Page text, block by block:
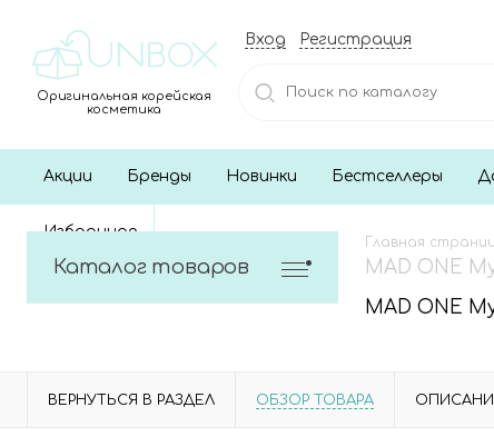
Оригинальная корейская
косметика
Вход Регистрация
Акции Бренды Новинки Бестселлеры
Избранное
Каталог товаров
Главная
MAD ONE
MAD ONE
ВЕРНУТЬСЯ В РАЗДЕЛ ОБЗОР ТОВАРА